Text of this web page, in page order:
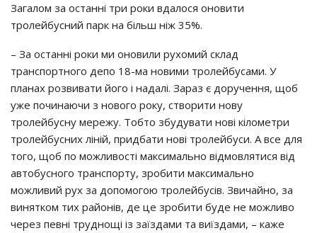
Загалом за останні три роки вдалося оновити
тролейбусний парк на більш ніж 35%.
– За останні роки ми оновили рухомий склад
транспортного депо 18-ма новими тролейбусами. У
планах розвивати його і надалі. Зараз є доручення, щоб
уже починаючи з нового року, створити нову
тролейбусну мережу. Тобто збудувати нові кілометри
тролейбусних ліній, придбати нові тролейбуси. А все для
того, щоб по можливості максимально відмовлятися від
автобусного транспорту, зробити максимально
можливий рух за допомогою тролейбусів. Звичайно, за
винятком тих районів, де це зробити буде не можливо
через певні труднощі із заїздами та виїздами, – каже